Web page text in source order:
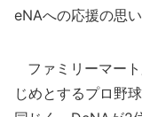
eNAへの応援の思
ファミリーマー
じめとするプロ野